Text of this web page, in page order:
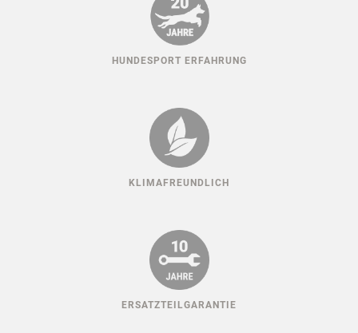
HUNDESPORT ERFAHRUNG
KLIMAFREUNDLICH
ERSATZTEILGARANTIE